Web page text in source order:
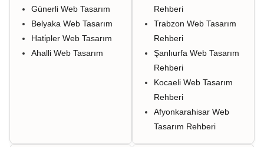
Günerli Web Tasarım
Belyaka Web Tasarım
Hati̇pler Web Tasarım
Ahalli Web Tasarım
Rehberi
Trabzon Web Tasarım
Rehberi
Şanlıurfa Web Tasarım
Rehberi
Kocaeli Web Tasarım
Rehberi
Afyonkarahisar Web
Tasarım Rehberi